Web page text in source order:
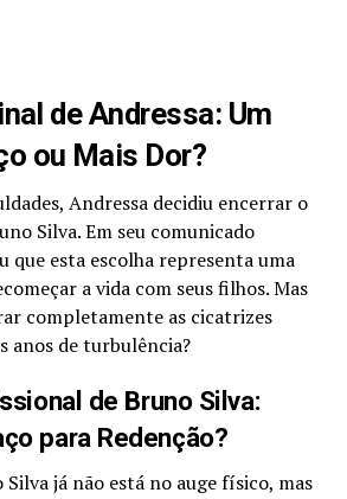
de Andressa: Um
ou Mais Dor?
Andressa decidiu encerrar o
Silva. Em seu comunicado
que esta escolha representa uma
a vida com seus filhos. Mas
completamente as cicatrizes
anos de turbulência?
de Bruno Silva:
para Redenção?
Silva já não está no auge físico, mas